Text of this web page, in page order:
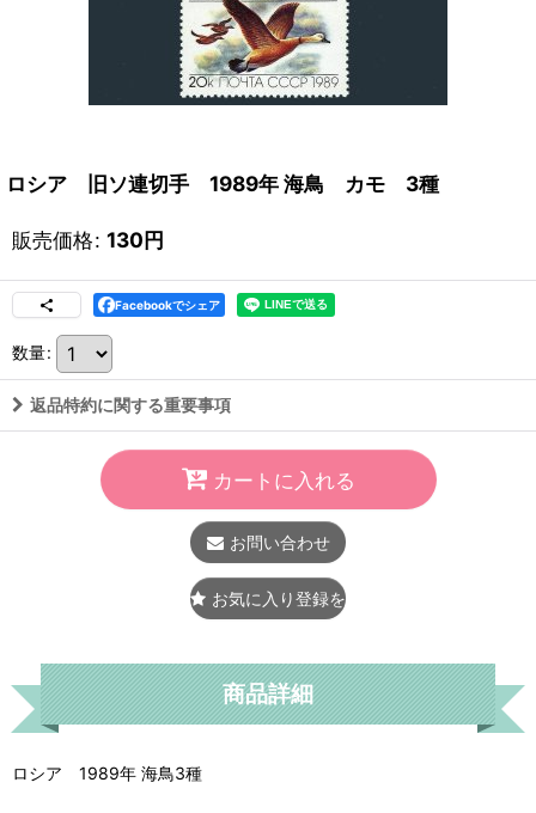
ロシア 旧ソ連切手 1989年 海鳥 カモ 3種
販売価格: 130円
Facebookでシェア
数量:
返品特約に関する重要事項
カートに入れる
お問い合わせ
お気に入り登録をする
商品詳細
ロシア 1989年 海鳥3種